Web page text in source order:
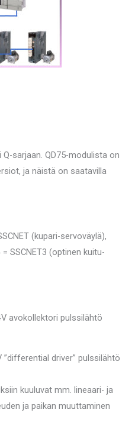
sarjaan. QD75-modulista on
ja näistä on saatavilla
(kupari-servoväylä),
= SSCNET3 (optinen kuitu-
avokollektori pulssilähtö
”differential driver” pulssilähtö
kuuluvat mm. lineaari- ja
ja paikan muuttaminen